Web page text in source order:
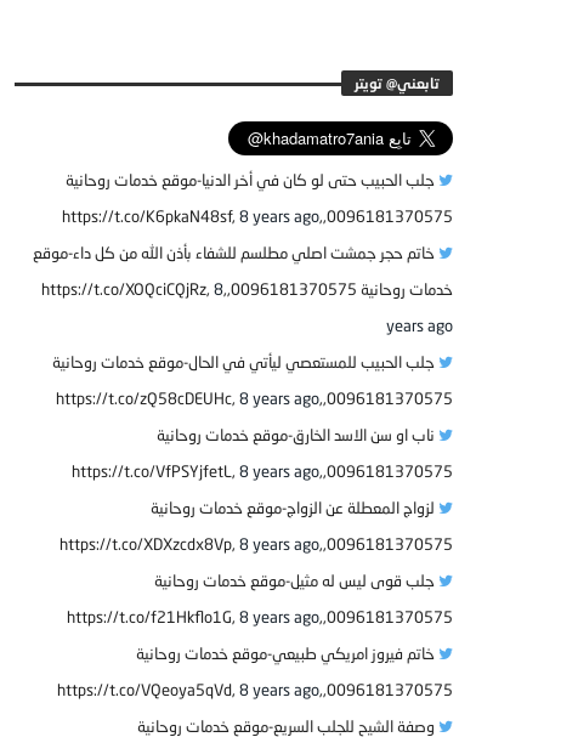
جلب الحبيب حتى لو كان في أخر الدنيا-موقع خدمات روحانية
0096181370575,,https://t.co/K6pkaN48sf,
8 years ago
خاتم حجر جمشت اصلي مطلسم للشفاء بأذن الله من كل داء-موقع
خدمات روحانية 0096181370575,,https://t.co/XOQciCQjRz,
8
years ago
جلب الحبيب للمستعصي ليأتي في الحال-موقع خدمات روحانية
0096181370575,,https://t.co/zQ58cDEUHc,
8 years ago
ناب او سن الاسد الخارق-موقع خدمات روحانية
0096181370575,,https://t.co/VfPSYjfetL,
8 years ago
لزواج المعطلة عن الزواج-موقع خدمات روحانية
0096181370575,,https://t.co/XDXzcdx8Vp,
8 years ago
جلب قوى ليس له مثيل-موقع خدمات روحانية
0096181370575,,https://t.co/f21Hkflo1G,
8 years ago
خاتم فيروز امريكي طبيعي-موقع خدمات روحانية
0096181370575,,https://t.co/VQeoya5qVd,
8 years ago
وصفة الشيح للجلب السريع-موقع خدمات روحانية